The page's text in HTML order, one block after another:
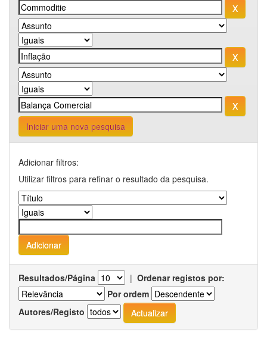
Iniciar uma nova pesquisa
Adicionar filtros:
Utilizar filtros para refinar o resultado da pesquisa.
Resultados/Página | Ordenar registos por:
Por ordem
Autores/Registo